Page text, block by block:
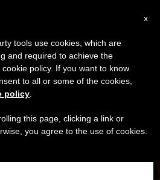
‘viaje A
×
de agosto haremos la pausa
en el periodo de verano
y también el
x
tools use cookies, which are
and required to achieve the
policy. If you want to know
to all or some of the cookies,
policy
this page, clicking a link or
you agree to the use of cookies.